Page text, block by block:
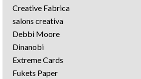
Creative Fabrica
salons creativa
Debbi Moore
Dinanobi
Extreme Cards
Fukets Paper